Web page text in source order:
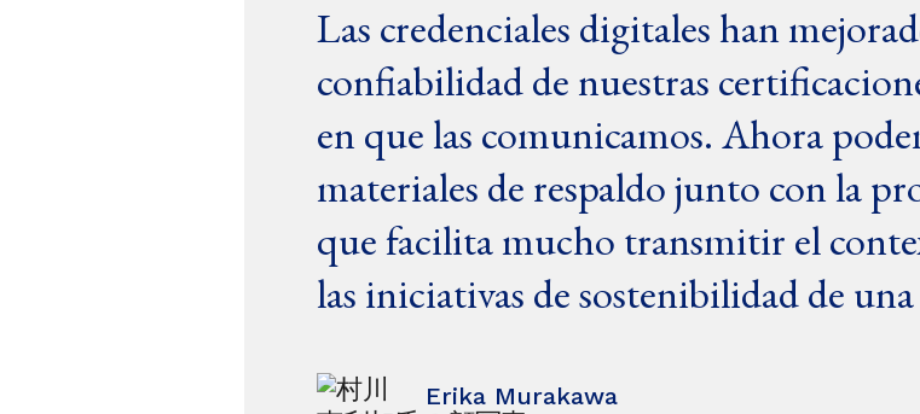
Las credenciales digitales han
confiabilidad de nuestras
en que las comunicamos. Ahora
materiales de respaldo junto con la
que facilita mucho transmitir el
las iniciativas de sostenibilidad de
Erika Murakawa